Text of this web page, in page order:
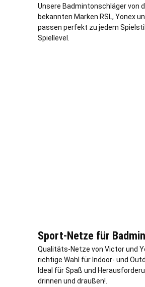
Unsere Badmintonschläger von
bekannten Marken RSL, Yonex
passen perfekt zu jedem
Spiellevel.
Sport-Netze für
Qualitäts-Netze von Victor und
richtige Wahl für Indoor- und
Ideal für Spaß und
drinnen und draußen!.